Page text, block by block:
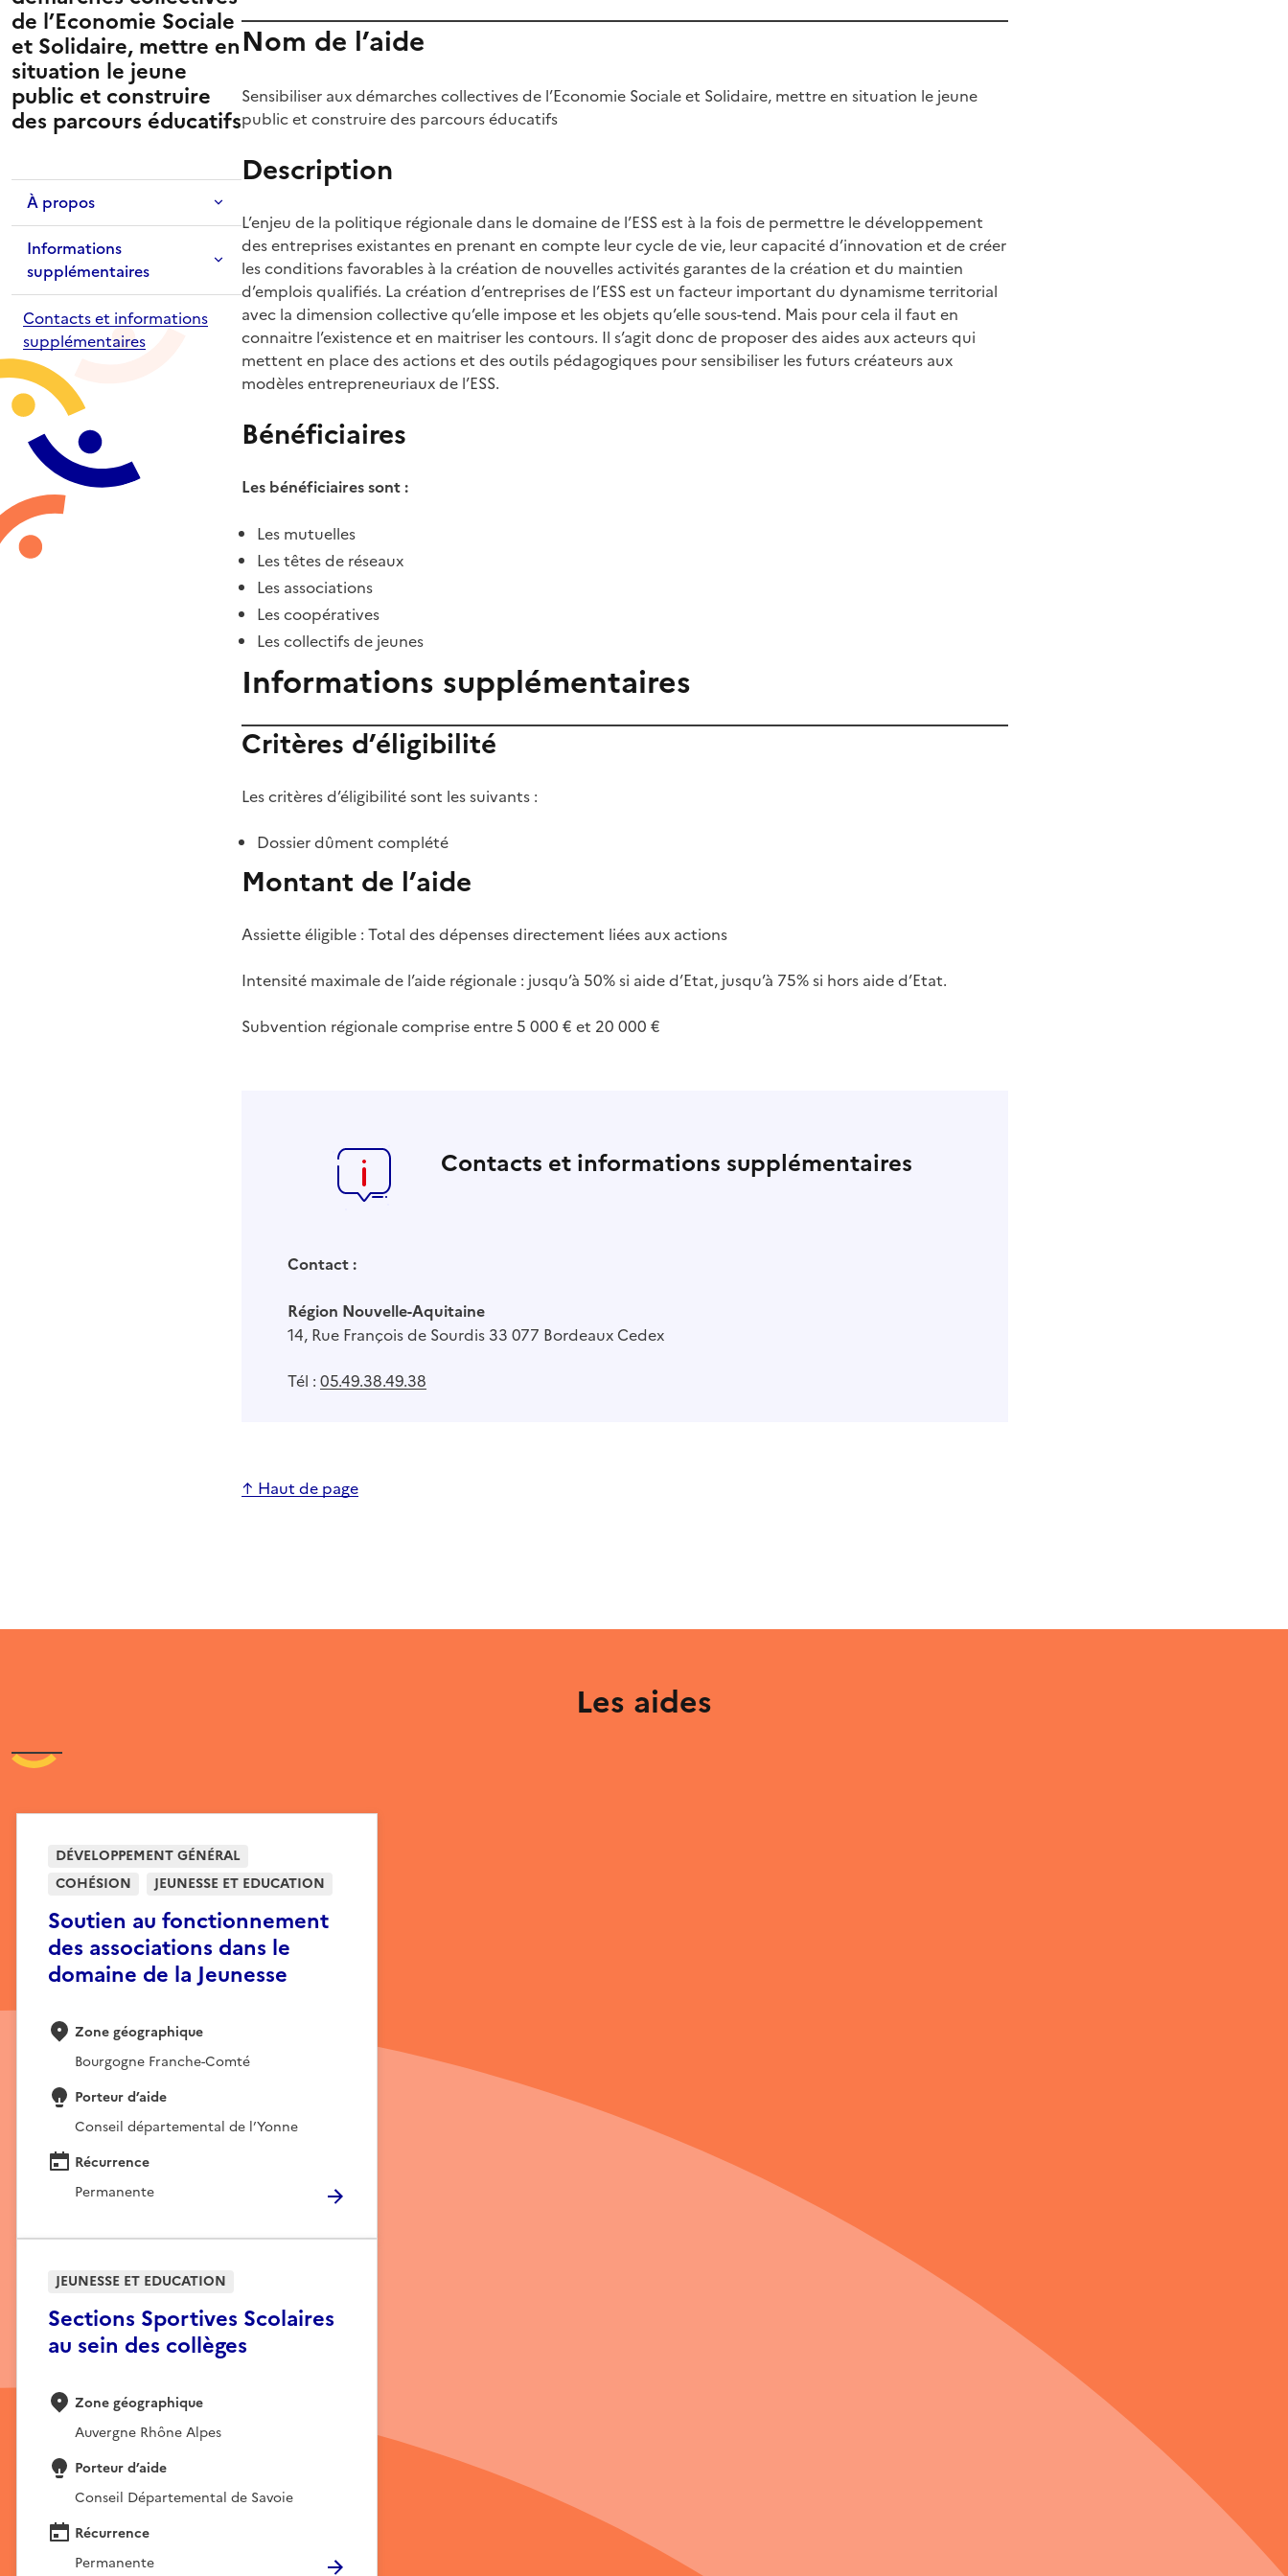
de l’Economie Sociale
et Solidaire, mettre en
situation le jeune
public et construire
des parcours éducatifs
À propos
Informations
supplémentaires
Contacts et informations
supplémentaires
Nom de l’aide
Sensibiliser aux démarches collectives de l’Economie Sociale et Solidaire, mettre en situation le jeune
public et construire des parcours éducatifs
Description
L’enjeu de la politique régionale dans le domaine de l’ESS est à la fois de permettre le développement
des entreprises existantes en prenant en compte leur cycle de vie, leur capacité d’innovation et de créer
les conditions favorables à la création de nouvelles activités garantes de la création et du maintien
d’emplois qualifiés. La création d’entreprises de l’ESS est un facteur important du dynamisme territorial
avec la dimension collective qu’elle impose et les objets qu’elle sous-tend. Mais pour cela il faut en
connaitre l’existence et en maitriser les contours. Il s’agit donc de proposer des aides aux acteurs qui
mettent en place des actions et des outils pédagogiques pour sensibiliser les futurs créateurs aux
modèles entrepreneuriaux de l’ESS.
Bénéficiaires
Les bénéficiaires sont :
Les mutuelles
Les têtes de réseaux
Les associations
Les coopératives
Les collectifs de jeunes
Informations supplémentaires
Critères d’éligibilité
Les critères d’éligibilité sont les suivants :
Dossier dûment complété
Montant de l’aide
Assiette éligible : Total des dépenses directement liées aux actions
Intensité maximale de l’aide régionale : jusqu’à 50% si aide d’Etat, jusqu’à 75% si hors aide d’Etat.
Subvention régionale comprise entre 5 000 € et 20 000 €
Contacts et informations supplémentaires
Contact :
Région Nouvelle-Aquitaine
14, Rue François de Sourdis 33 077 Bordeaux Cedex
Tél : 05.49.38.49.38
↑ Haut de page
Les aides
Soutien au fonctionnement
des associations dans le
domaine de la Jeunesse
DÉVELOPPEMENT GÉNÉRAL
COHÉSION
JEUNESSE ET EDUCATION
Zone géographique
Bourgogne Franche-Comté
Porteur d’aide
Conseil départemental de l’Yonne
Récurrence
Permanente
Sections Sportives Scolaires
au sein des collèges
JEUNESSE ET EDUCATION
Zone géographique
Auvergne Rhône Alpes
Porteur d’aide
Conseil Départemental de Savoie
Récurrence
Permanente